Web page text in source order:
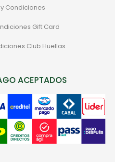
Condiciones
Gift Card
Club Huellas
ACEPTADOS